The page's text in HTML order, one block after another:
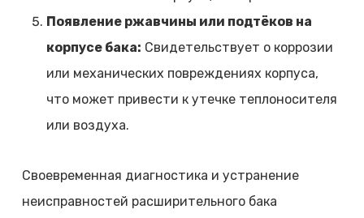
Появление ржавчины или подтёков на
корпусе бака: Свидетельствует о коррозии
или механических повреждениях корпуса,
что может привести к утечке теплоносителя
или воздуха.
Своевременная диагностика и устранение
неисправностей расширительного бака